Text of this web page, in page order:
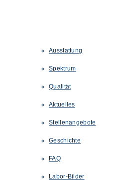
Ausstattung
Spektrum
Qualität
Aktuelles
Stellenangebote
Geschichte
FAQ
Labor-Bilder